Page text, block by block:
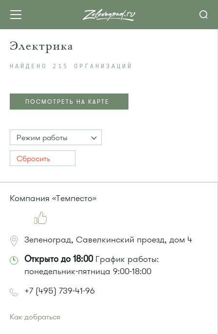
Электрика
НАЙДЕНО 215 ОРГАНИЗАЦИЙ
ПОСМОТРЕТЬ НА КАРТЕ
Режим работы
Сбросить
Компания «Темпесто»
Зеленоград, Савелкинский проезд, дом 4
Открыто до 18:00График работы:
понедельник-пятница 9:00-18:00
+7 (495) 739-41-96
Как добраться